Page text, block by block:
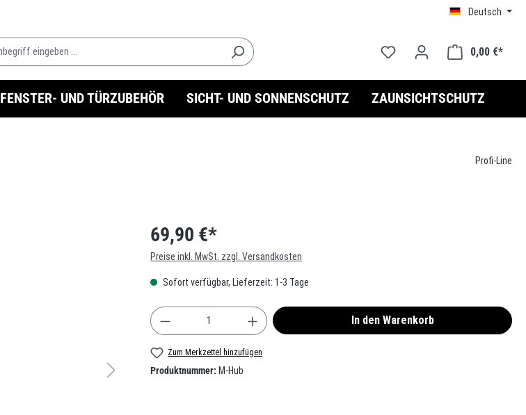
Deutsch
0,00 €*
FENSTER- UND TÜRZUBEHÖR SICHT- UND SONNENSCHUTZ ZAUNSICHTSCHUTZ
Profi-Line
69,90 €*
Preise inkl. MwSt. zzgl. Versandkosten
Sofort verfügbar, Lieferzeit: 1-3 Tage
Produkt Anzahl: Gib den gewünschten Wert ein oder
In den Warenkorb
Zum Merkzettel hinzufügen
Produktnummer: M-Hub